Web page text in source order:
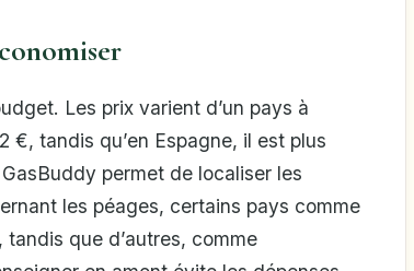
Les prix varient d’un pays à
€, tandis qu’en Espagne, il est plus
permet de localiser les
les péages, certains pays comme
tandis que d’autres, comme